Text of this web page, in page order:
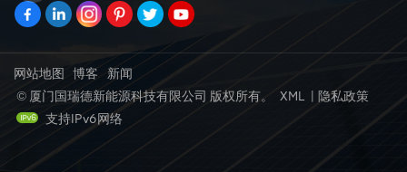
网站地图 博客
新闻
© 厦门国瑞德新能源科技有限公司 版权所有。
XML
隐私政策
支持IPv6网络